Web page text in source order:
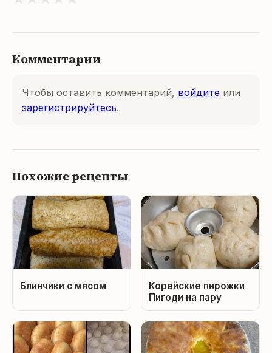
Комментарии
Чтобы оставить комментарий, войдите или
зарегистрируйтесь.
Похожие рецепты
Блинчики с мясом
Корейские пирожки
Пигоди на пару